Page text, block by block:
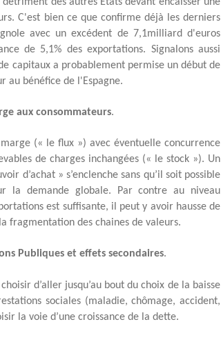
C'est bien ce que confirme déjà les derniers
avec un excédent de 7,1milliard d'euros
de 5,1% des exportations. Signalons aussi
capitaux a probablement permise un début de
au bénéfice de l'Espagne.
aux consommateurs.
(« le flux ») avec éventuelle concurrence
de charges inchangées (« le stock »). Un
d’achat » s’enclenche sans qu’il soit possible
la demande globale. Par contre au niveau
est suffisante, il peut y avoir hausse de
fragmentation des chaines de valeurs.
Publiques et effets secondaires.
d’aller jusqu’au bout du choix de la baisse
sociales (maladie, chômage, accident,
la voie d’une croissance de la dette.